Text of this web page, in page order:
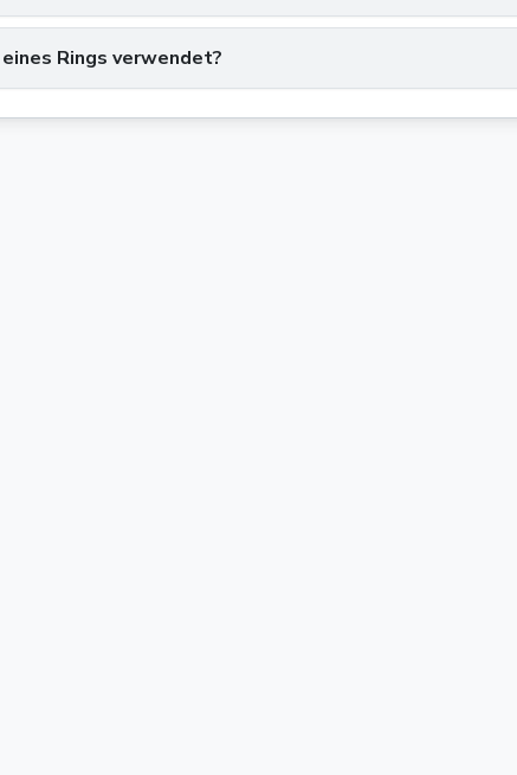
Rings verwendet?